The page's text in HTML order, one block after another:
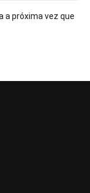
a próxima vez que